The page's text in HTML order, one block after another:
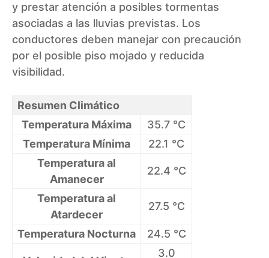
y prestar atención a posibles tormentas
asociadas a las lluvias previstas. Los
conductores deben manejar con precaución
por el posible piso mojado y reducida
visibilidad.
Resumen Climático
Temperatura Máxima
35.7 °C
Temperatura Mínima
22.1 °C
Temperatura al
Amanecer
22.4 °C
Temperatura al
Atardecer
27.5 °C
Temperatura Nocturna 24.5 °C
3.0